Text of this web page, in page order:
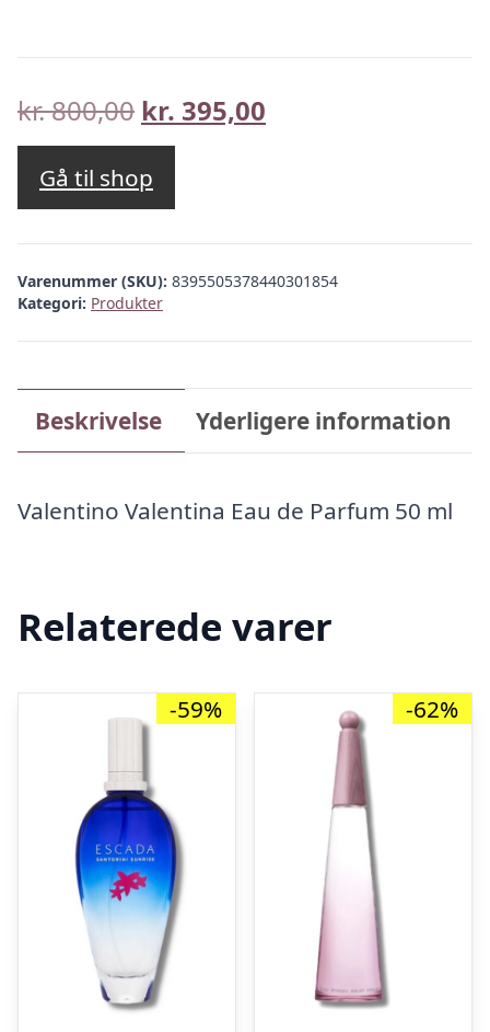
kr.800,00 Den
oprindelige
pris
var:
kr. 800,00.
kr. 395,00
kr. 395,00.
Gå til shop
Varenummer (SKU): 8395505378440301854
Kategori: Produkter
Beskrivelse Yderligere information
Valentino Valentina Eau de Parfum 50 ml
Relaterede varer
-59% -62%